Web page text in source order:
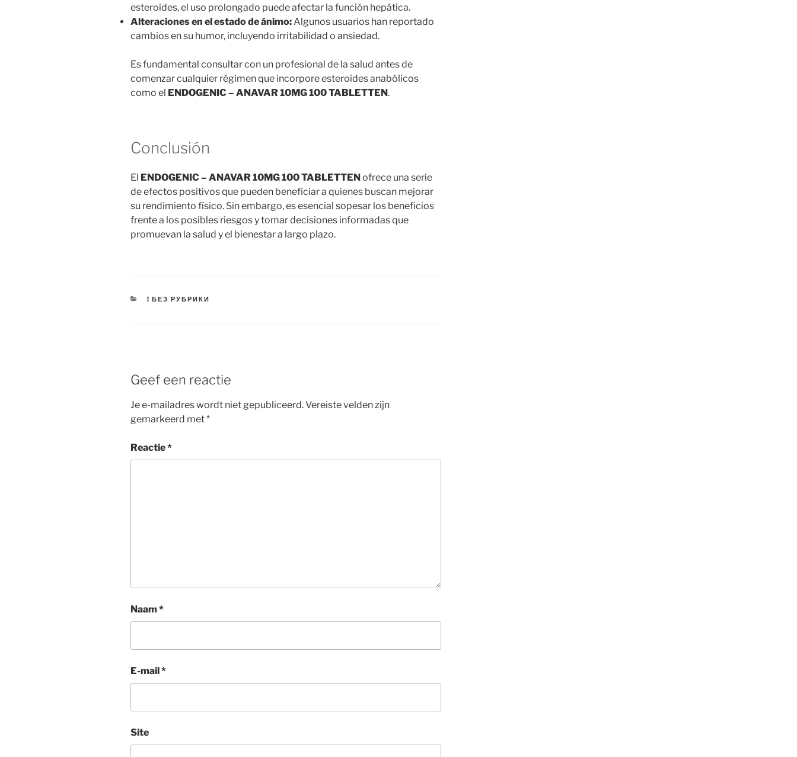
esteroides, el uso prolongado puede afectar la función hepática.
Alteraciones en el estado de ánimo:Algunos usuarios han reportado
cambios en su humor, incluyendo irritabilidad o ansiedad.
Es fundamental consultar con un profesional de la salud antes de
comenzar cualquier régimen que incorpore esteroides anabólicos
como el ENDOGENIC – ANAVAR 10MG 100 TABLETTEN.
Conclusión
El ENDOGENIC – ANAVAR 10MG 100 TABLETTENofrece una serie
de efectos positivos que pueden beneficiar a quienes buscan mejorar
su rendimiento físico. Sin embargo, es esencial sopesar los beneficios
frente a los posibles riesgos y tomar decisiones informadas que
promuevan la salud y el bienestar a largo plazo.
CATEGORIEËN
! БЕЗ РУБРИКИ
Geef een reactie
Je e-mailadres wordt niet gepubliceerd.Vereiste velden zijn
gemarkeerd met*
Reactie*
Naam *
E-mail*
Site